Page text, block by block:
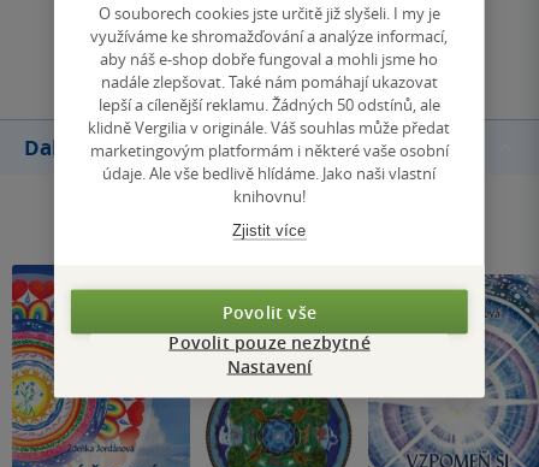
Přidat hodnocení
Další knihy autora
O souborech cookies jste určitě již slyšeli. I my je
využíváme ke shromažďování a analýze informací,
aby náš e-shop dobře fungoval a mohli jsme ho
nadále zlepšovat. Také nám pomáhají ukazovat
lepší a cílenější reklamu. Žádných 50 odstínů, ale
klidně Vergilia v originále. Váš souhlas může předat
marketingovým platformám i některé vaše osobní
údaje. Ale vše bedlivě hlídáme. Jako naši vlastní
knihovnu!
Zjistit více
Povolit vše
Povolit pouze nezbytné
Nastavení